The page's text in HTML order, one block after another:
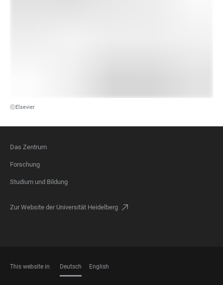
ⓒElsevier
FOOTER
Das Zentrum
Forschung
Studium und Bildung
Zur Website der Universität Heidelberg
This website in Deutsch English